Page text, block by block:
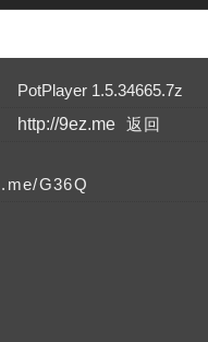
1.5.34665.7z
http://9ez.me